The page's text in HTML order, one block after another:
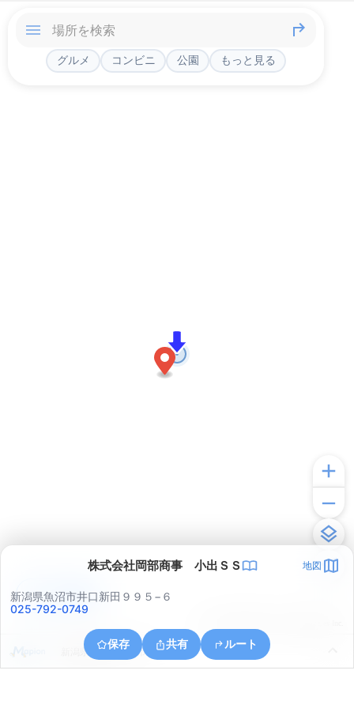
グルメ コンビニ 公園 もっと見る
株式会社岡部商事 小出ＳＳ 地図
新潟県魚沼市井口新田９９５−６
025-792-0749
保存 共有 ルート
新潟県魚沼市一日市
アプリで見る